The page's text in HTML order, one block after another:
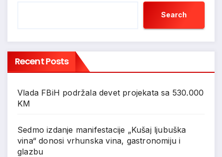
Search
Recent Posts
Vlada FBiH podržala devet projekata sa 530.000
KM
Sedmo izdanje manifestacije „Kušaj ljubuška
vina“ donosi vrhunska vina, gastronomiju i
glazbu